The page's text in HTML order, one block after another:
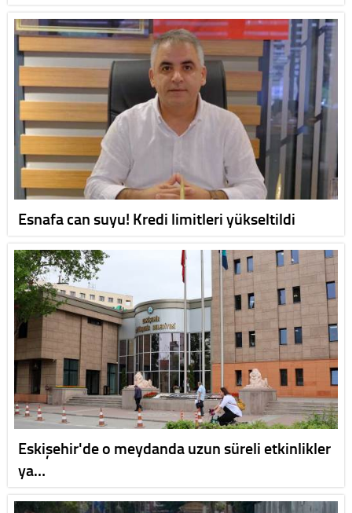
Esnafa can suyu! Kredi limitleri yükseltildi
Eskişehir'de o meydanda uzun süreli etkinlikler
ya…